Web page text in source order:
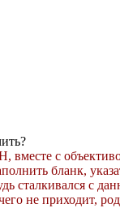
вместе с
бланк,
сталкивался с
не приходит,